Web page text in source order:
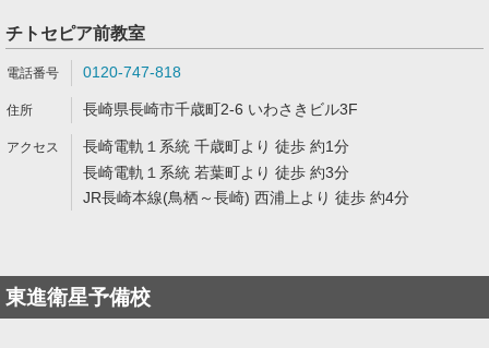
チトセピア前教室
0120-747-818
長崎県長崎市千歳町2-6 いわさきビル3F
長崎電軌１系統 千歳町より 徒歩 約1分
長崎電軌１系統 若葉町より 徒歩 約3分
JR長崎本線(鳥栖～長崎) 西浦上より 徒歩 約4分
東進衛星予備校